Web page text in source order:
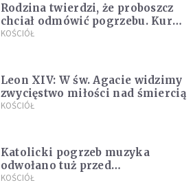
Rodzina twierdzi, że proboszcz
chciał odmówić pogrzebu. Kuria
zapowiada wyjaśnienia
KOŚCIÓŁ
Leon XIV: W św. Agacie widzimy
zwycięstwo miłości nad śmiercią
KOŚCIÓŁ
Katolicki pogrzeb muzyka
odwołano tuż przed
uroczystością. Powodem była
KOŚCIÓŁ